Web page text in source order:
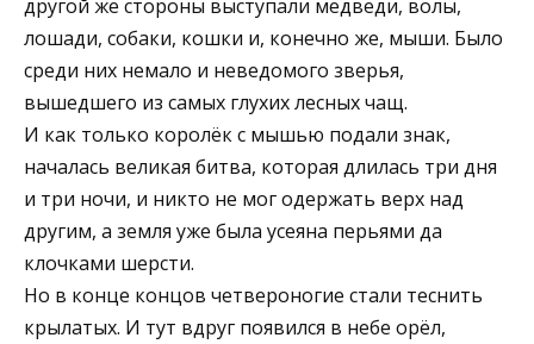
другой же стороны выступали медведи, волы,
лошади, собаки, кошки и, конечно же, мыши. Было
среди них немало и неведомого зверья,
вышедшего из самых глухих лесных чащ.
И как только королёк с мышью подали знак,
началась великая битва, которая длилась три дня
и три ночи, и никто не мог одержать верх над
другим, а земля уже была усеяна перьями да
клочками шерсти.
Но в конце концов четвероногие стали теснить
крылатых. И тут вдруг появился в небе орёл,